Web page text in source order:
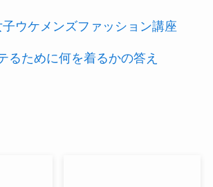
ウケメンズファッション講座
るために何を着るかの答え